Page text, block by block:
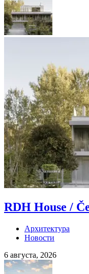
RDH House /
Архитектура
Новости
6 августа, 2026